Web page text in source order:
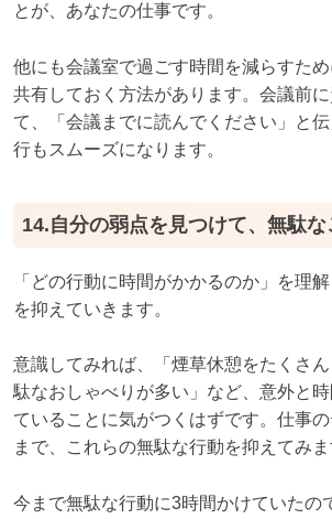
とが、あなたの仕事です。
他にも会議室で過ごす時間を減らすた
共有しておく方法があります。会議前
て、「会議までに読んでください」と
行もスムーズになります。
14.自分の弱点を見つけて、無駄
「どの行動に時間がかかるのか」を理
を抑えていきます。
意識してみれば、「煙草休憩をたくさ
駄なおしゃべりが多い」など、意外と
ていることに気がつくはずです。仕事
まで、これらの無駄な行動を抑えてみま
今まで無駄な行動に3時間かけていたの